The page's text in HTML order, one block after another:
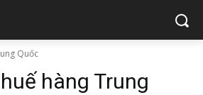
Quốc
hàng Trung